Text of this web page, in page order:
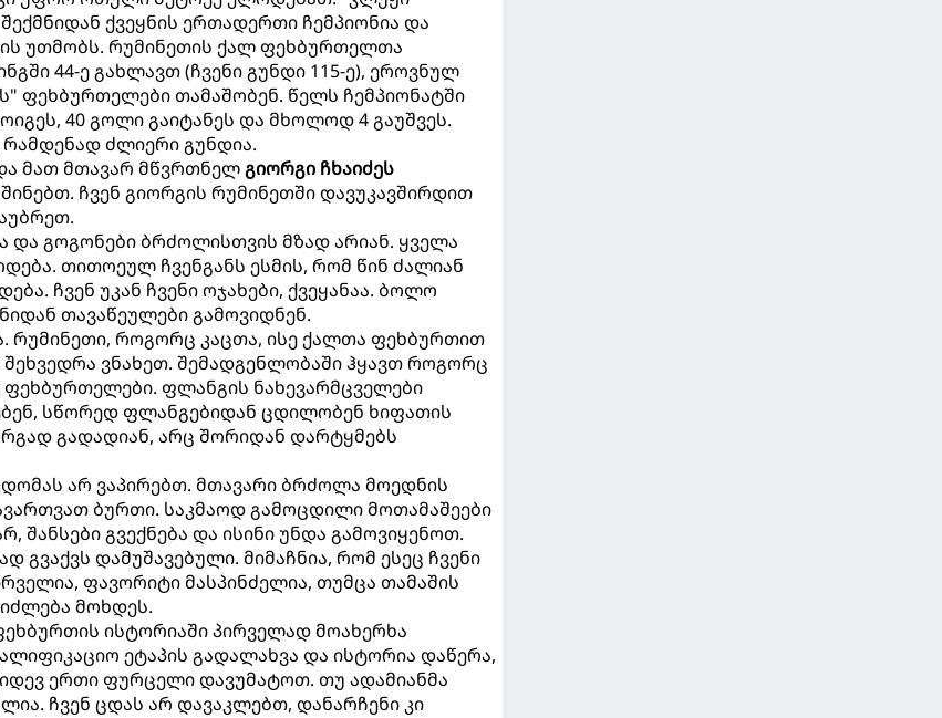
ქვეყნის ერთადერთი ჩემპიონია და
უთმობს. რუმინეთის ქალ ფეხბურთელთა
44-ე გახლავთ (ჩვენი გუნდი 115-ე), ეროვნულ
ფეხბურთელები თამაშობენ. წელს ჩემპიონატში
40 გოლი გაიტანეს და მხოლოდ 4 გაუშვეს.
ძლიერი გუნდია.
მათ მთავარ მწვრთნელგიორგი ჩხაიძეს
ჩვენ გიორგის რუმინეთში დავუკავშირდით
და გოგონები ბრძოლისთვის მზად არიან. ყველა
თითოეულ ჩვენგანს ესმის, რომ წინ ძალიან
ჩვენ უკან ჩვენი ოჯახები, ქვეყანაა. ბოლო
თავაწეულები გამოვიდნენ.
რუმინეთი, როგორც კაცთა, ისე ქალთა ფეხბურთით
შეხვედრა ვნახეთ. შემადგენლობაში ჰყავთ როგორც
ფლანგის ნახევარმცველები
სწორედ ფლანგებიდან ცდილობენ ხიფათის
გადადიან, არც შორიდან დარტყმებს
არ ვაპირებთ. მთავარი ბრძოლა მოედნის
ბურთი. საკმაოდ გამოცდილი მოთამაშეები
შანსები გვექნება და ისინი უნდა გამოვიყენოთ.
გვაქვს დამუშავებული. მიმაჩნია, რომ ესეც ჩვენი
ფავორიტი მასპინძელია, თუმცა თამაშის
მოხდეს.
ისტორიაში პირველად მოახერხა
ეტაპის გადალახვა და ისტორია დაწერა,
ერთი ფურცელი დავუმატოთ. თუ ადამიანმა
ჩვენ ცდას არ დავაკლებთ, დანარჩენი კი